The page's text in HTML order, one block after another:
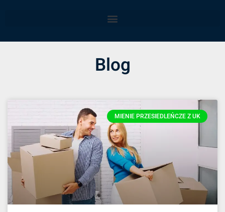
Blog
MIENIE PRZESIEDLEŃCZE Z UK